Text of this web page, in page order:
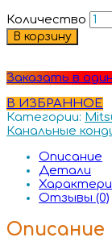
Количество
В корзину
Заказать в
В ИЗБРАННОЕ
Категории:
Канальные
Описание
Детали
Отзывы (0)
Описание